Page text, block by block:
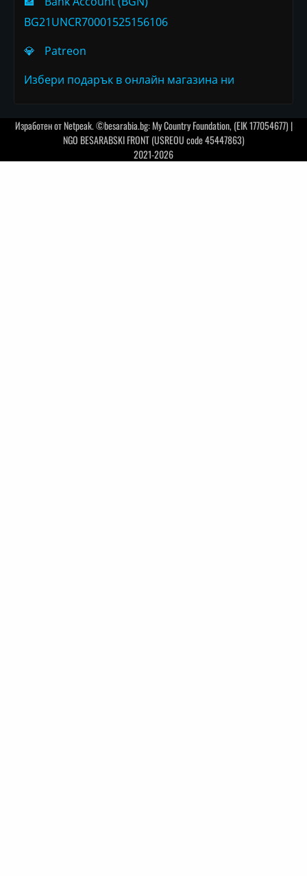
BG21UNCR70001525156106
💎
Patreon
Избери подарък в онлайн магазина ни
Изработен отNetpeak. ©besarabia.bg: My Country Foundation, (EIK 177054677) |
NGO BESARABSKI FRONT (USREOU code 45447863)
2021-2026